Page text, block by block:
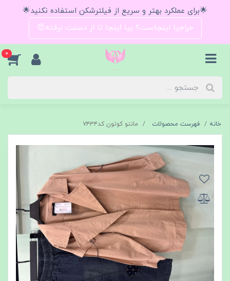
🌟برای عملکرد بهتر و سریع از فیلترشکن استفاده نکنید🌟
حراجیا اینجاست؟ بیا اینجا تا از دستت نرفته😍
0
خانه فهرست محصولات مانتو کوتون کد۷۴۳۴